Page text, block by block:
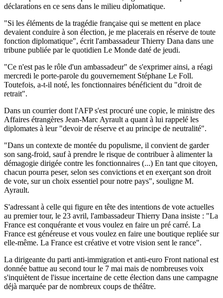
déclarations en ce sens dans le milieu diplomatique.
"Si les éléments de la tragédie française qui se mettent en place
devaient conduire à son élection, je me placerais en réserve de toute
fonction diplomatique", écrit l'ambassadeur Thierry Dana dans une
tribune publiée par le quotidien Le Monde daté de jeudi.
"Ce n'est pas le rôle d'un ambassadeur" de s'exprimer ainsi, a réagi
mercredi le porte-parole du gouvernement Stéphane Le Foll.
Toutefois, a-t-il noté, les fonctionnaires bénéficient du "droit de
retrait".
Dans un courrier dont l'AFP s'est procuré une copie, le ministre des
Affaires étrangères Jean-Marc Ayrault a quant à lui rappelé les
diplomates à leur "devoir de réserve et au principe de neutralité".
"Dans un contexte de montée du populisme, il convient de garder
son sang-froid, sauf à prendre le risque de contribuer à alimenter la
démagogie dirigée contre les fonctionnaires (...) En tant que citoyen,
chacun pourra peser, selon ses convictions et en exerçant son droit
de vote, sur un choix essentiel pour notre pays", souligne M.
Ayrault.
S'adressant à celle qui figure en tête des intentions de vote actuelles
au premier tour, le 23 avril, l'ambassadeur Thierry Dana insiste : "La
France est conquérante et vous voulez en faire un pré carré. La
France est généreuse et vous voulez en faire une boutique repliée sur
elle-même. La France est créative et votre vision sent le rance".
La dirigeante du parti anti-immigration et anti-euro Front national est
donnée battue au second tour le 7 mai mais de nombreuses voix
s'inquiètent de l'issue incertaine de cette élection dans une campagne
déjà marquée par de nombreux coups de théâtre.